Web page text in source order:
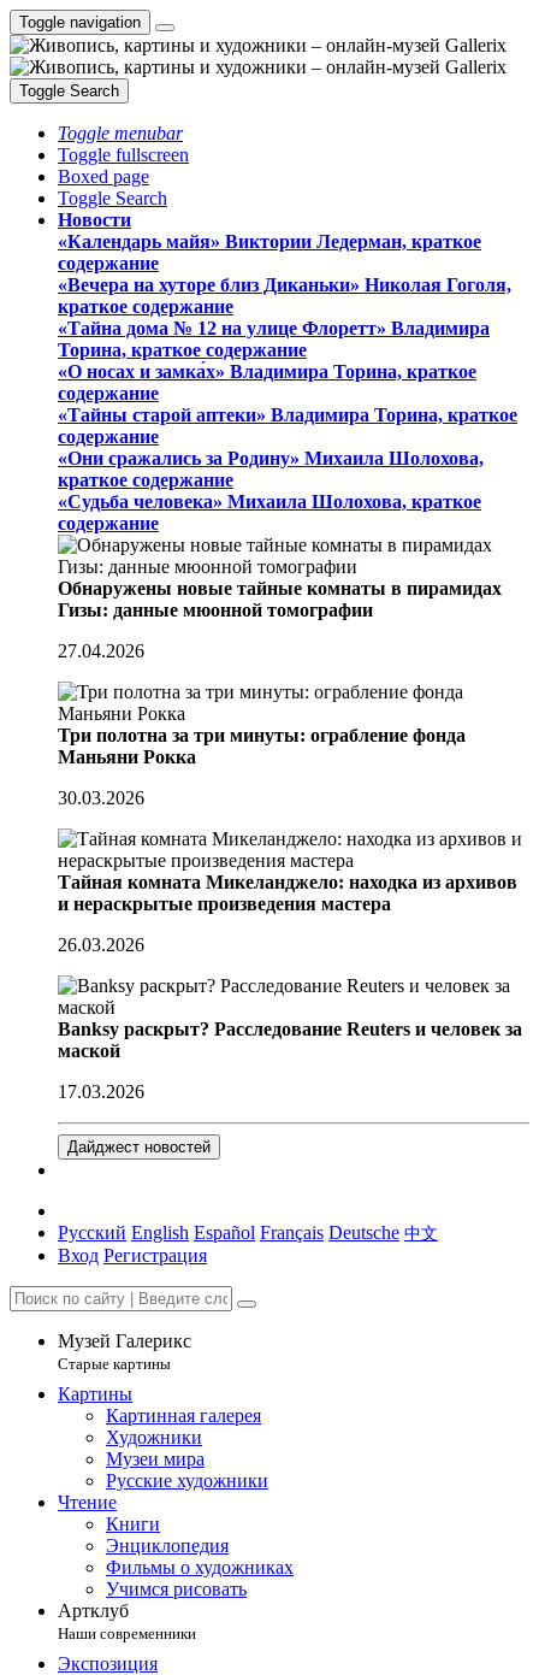
Toggle navigation
Toggle Search
Toggle menubar
Toggle fullscreen
Boxed page
Toggle Search
Новости
«Календарь майя» Виктории Ледерман, краткое
содержание
«Вечера на хуторе близ Диканьки» Николая Гоголя,
краткое содержание
«Тайна дома № 12 на улице Флоретт» Владимира
Торина, краткое содержание
«О носах и замка́х» Владимира Торина, краткое
содержание
«Тайны старой аптеки» Владимира Торина, краткое
содержание
«Они сражались за Родину» Михаила Шолохова,
краткое содержание
«Судьба человека» Михаила Шолохова, краткое
содержание
Обнаружены новые тайные комнаты в пирамидах
Гизы: данные мюонной томографии
27.04.2026
Три полотна за три минуты: ограбление фонда
Маньяни Рокка
30.03.2026
Тайная комната Микеланджело: находка из архивов
и нераскрытые произведения мастера
26.03.2026
Banksy раскрыт? Расследование Reuters и человек за
маской
17.03.2026
Дайджест новостей
Русский English Español Français Deutsche 中文
Вход Регистрация
Музей Галерикс
Старые картины
Картины
Картинная галерея
Художники
Музеи мира
Русские художники
Чтение
Книги
Энциклопедия
Фильмы о художниках
Учимся рисовать
Артклуб
Наши современники
Экспозиция